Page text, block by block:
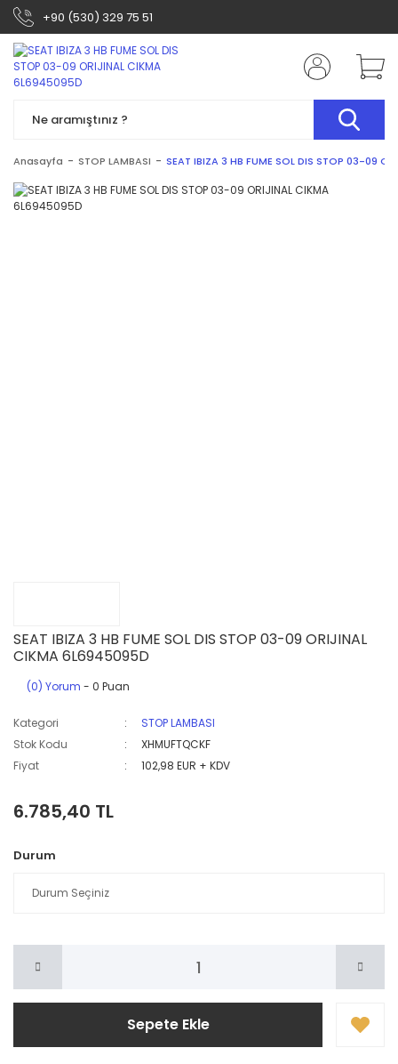
+90 (530) 329 75 51
Anasayfa STOP LAMBASI SEAT IBIZA 3 HB FUME SOL DIS STOP 03-09
SEAT IBIZA 3 HB FUME SOL DIS STOP 03-09 ORIJINAL
CIKMA 6L6945095D
(0) Yorum - 0 Puan
Kategori
STOP LAMBASI
Stok Kodu
XHMUFTQCKF
Fiyat
102,98 EUR + KDV
6.785,40 TL
Durum
Sepete Ekle